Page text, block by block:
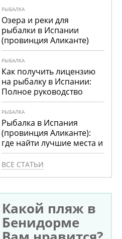
РЫБАЛКА
Озера и реки для
рыбалки в Испании
(провинция Аликанте)
РЫБАЛКА
Как получить лицензию
на рыбалку в Испании:
Полное руководство
РЫБАЛКА
Рыбалка в Испания
(провинция Аликанте):
где найти лучшие места и
что ловить
ВСЕ СТАТЬИ
Какой пляж в
Бенидорме